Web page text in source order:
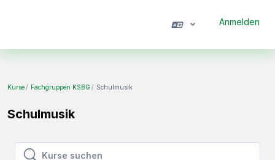
Anmelden
Kurse Fachgruppen KSBG Schulmusik
Schulmusik
Kurse suchen